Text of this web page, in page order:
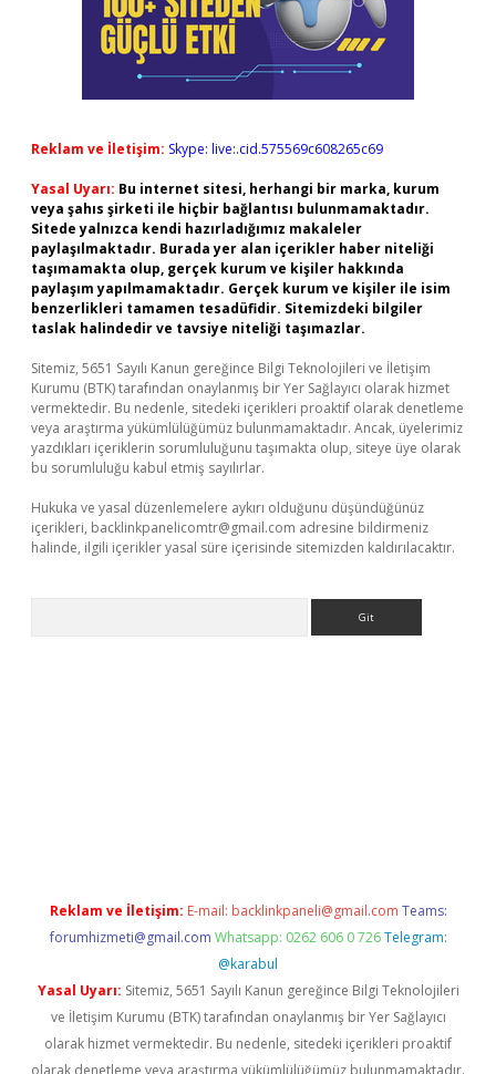
Reklam ve İletişim: Skype: live:.cid.575569c608265c69
Yasal Uyarı: Bu internet sitesi, herhangi bir marka, kurum
veya şahıs şirketi ile hiçbir bağlantısı bulunmamaktadır.
Sitede yalnızca kendi hazırladığımız makaleler
paylaşılmaktadır. Burada yer alan içerikler haber niteliği
taşımamakta olup, gerçek kurum ve kişiler hakkında
paylaşım yapılmamaktadır. Gerçek kurum ve kişiler ile isim
benzerlikleri tamamen tesadüfidir. Sitemizdeki bilgiler
taslak halindedir ve tavsiye niteliği taşımazlar.
Sitemiz, 5651 Sayılı Kanun gereğince Bilgi Teknolojileri ve İletişim
Kurumu (BTK) tarafından onaylanmış bir Yer Sağlayıcı olarak hizmet
vermektedir. Bu nedenle, sitedeki içerikleri proaktif olarak denetleme
veya araştırma yükümlülüğümüz bulunmamaktadır. Ancak, üyelerimiz
yazdıkları içeriklerin sorumluluğunu taşımakta olup, siteye üye olarak
bu sorumluluğu kabul etmiş sayılırlar.
Hukuka ve yasal düzenlemelere aykırı olduğunu düşündüğünüz
içerikleri, backlinkpanelicomtr@gmail.com adresine bildirmeniz
halinde, ilgili içerikler yasal süre içerisinde sitemizden kaldırılacaktır.
Reklam ve İletişim: E-mail: backlinkpaneli@gmail.com Teams:
forumhizmeti@gmail.com Whatsapp: 0262 606 0 726 Telegram:
@karabul
Yasal Uyarı: Sitemiz, 5651 Sayılı Kanun gereğince Bilgi Teknolojileri
ve İletişim Kurumu (BTK) tarafından onaylanmış bir Yer Sağlayıcı
olarak hizmet vermektedir. Bu nedenle, sitedeki içerikleri proaktif
olarak denetleme veya araştırma yükümlülüğümüz bulunmamaktadır.